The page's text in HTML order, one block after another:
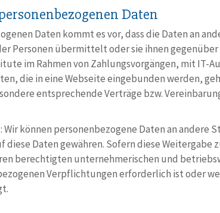
Daten
Daten kommt es vor, dass die Daten an
Personen übermittelt oder sie ihnen
im Rahmen von Zahlungsvorgängen, mit IT-
die in eine Webseite eingebunden werden,
entsprechende Verträge bzw.
: Wir können personenbezogene Daten an andere
Daten gewähren. Sofern diese Weitergabe
berechtigten unternehmerischen und
Verpflichtungen erforderlich ist oder